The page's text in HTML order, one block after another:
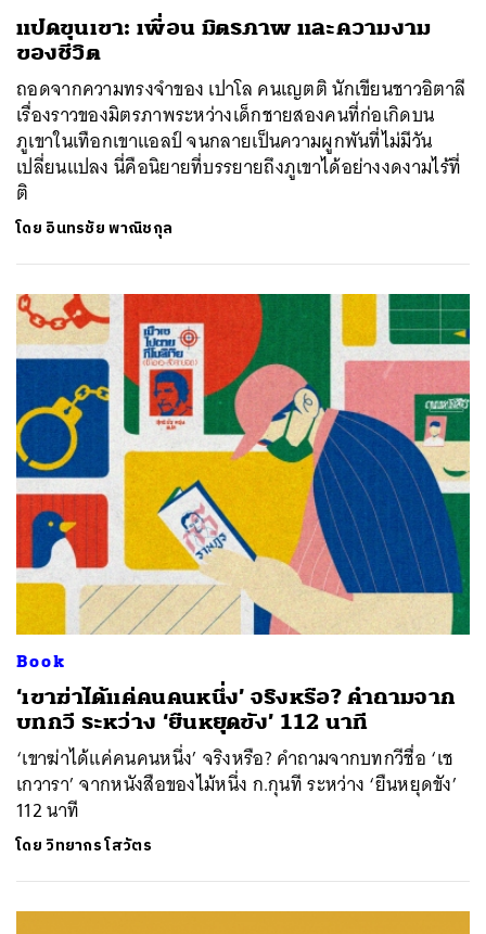
แปดขุนเขา: เพื่อน มิตรภาพ และความงาม
ของชีวิต
ถอดจากความทรงจำของ เปาโล คนเญตติ นักเขียนชาวอิตาลี
เรื่องราวของมิตรภาพระหว่างเด็กชายสองคนที่ก่อเกิดบน
ภูเขาในเทือกเขาแอลป์ จนกลายเป็นความผูกพันที่ไม่มีวัน
เปลี่ยนแปลง นี่คือนิยายที่บรรยายถึงภูเขาได้อย่างงดงามไร้ที่
ติ
โดย อินทรชัย พาณิชกุล
Book
‘เขาฆ่าได้แค่คนคนหนึ่ง’ จริงหรือ? คำถามจาก
บทกวี ระหว่าง ‘ยืนหยุดขัง’ 112 นาที
‘เขาฆ่าได้แค่คนคนหนึ่ง’ จริงหรือ? คำถามจากบทกวีชื่อ ‘เช
เกวารา’ จากหนังสือของไม้หนึ่ง ก.กุนที ระหว่าง ‘ยืนหยุดขัง’
112 นาที
โดยวิทยากร โสวัตร